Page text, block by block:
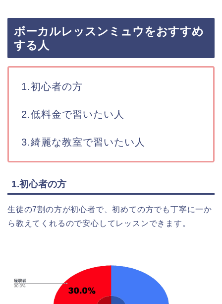
ボーカルレッスンミュウをおすすめ
する人
1.初心者の方
2.低料金で習いたい人
3.綺麗な教室で習いたい人
1.初心者の方
生徒の7割の方が初心者で、初めての方でも丁寧に一か
ら教えてくれるので安心してレッスンできます。